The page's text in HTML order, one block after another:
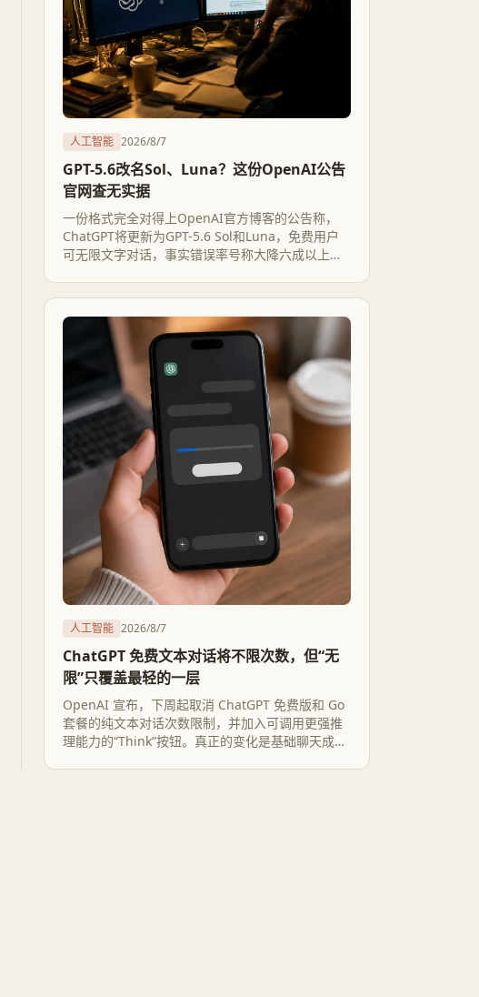
人工智能 2026/8/7
GPT-5.6改名Sol、Luna？这份OpenAI公告
官网查无实据
一份格式完全对得上OpenAI官方博客的公告称，
ChatGPT将更新为GPT-5.6 Sol和Luna，免费用户
可无限文字对话，事实错误率号称大降六成以上；
人工智能 2026/8/7
ChatGPT 免费文本对话将不限次数，但“无
限”只覆盖最轻的一层
OpenAI 宣布，下周起取消 ChatGPT 免费版和 Go
套餐的纯文本对话次数限制，并加入可调用更强推
理能力的“Think”按钮。真正的变化是基础聊天成本